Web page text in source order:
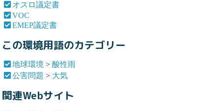
オスロ議定書
VOC
EMEP議定書
この環境用語のカテゴリー
地球環境 >酸性雨
公害問題 > 大気
関連Webサイト